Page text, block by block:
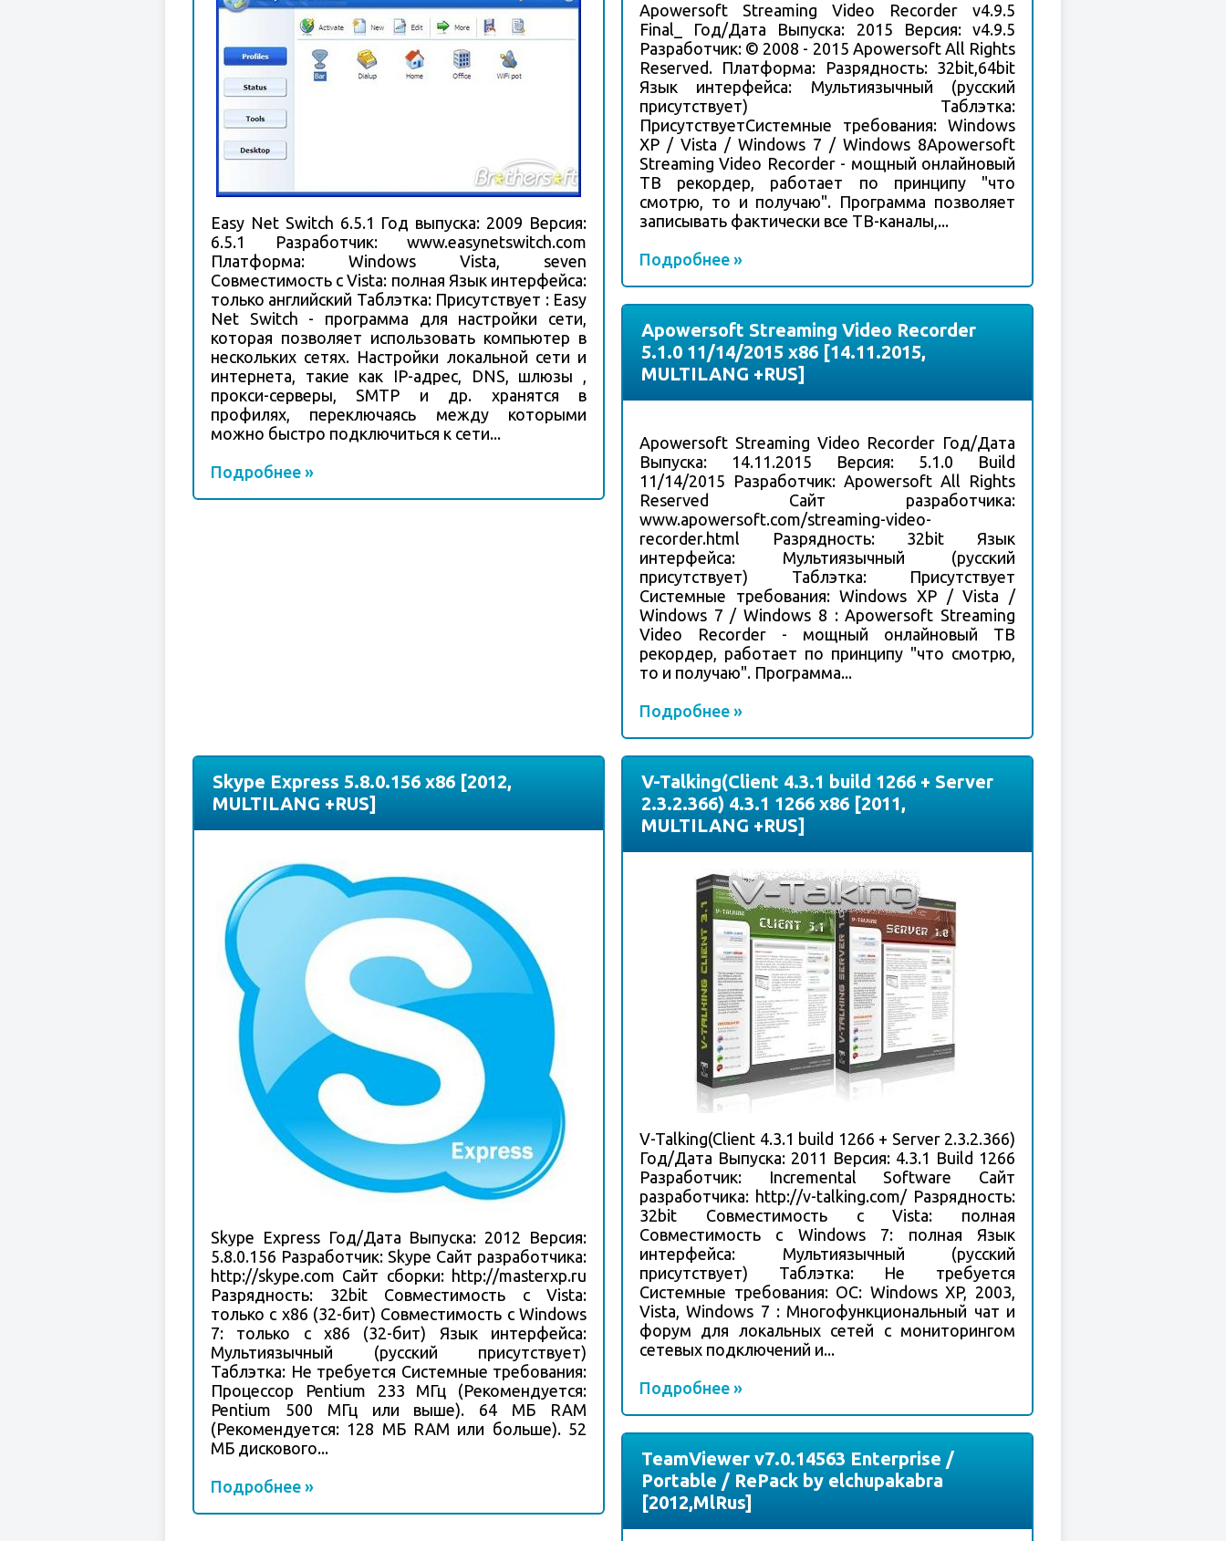
Easy Net Switch 6.5.1 Год выпуска: 2009 Версия:
6.5.1 Разработчик: www.easynetswitch.com
Платформа: Windows Vista, seven
Совместимость с Vista: полная Язык интерфейса:
только английский Таблэтка: Присутствует : Easy
Net Switch - программa для настройки сети,
которая позволяет использовать компьютер в
нескольких сетях. Настройки локальной сети и
интернета, такие как IP-адрес, DNS, шлюзы ,
прокси-серверы, SMTP и др. хранятся в
профилях, переключаясь между которыми
можно быстро подключиться к сети...
Подробнее »
Apowersoft Streaming Video Recorder v4.9.5
Final_ Год/Дата Выпуска: 2015 Версия: v4.9.5
Разработчик: © 2008 - 2015 Apowersoft All Rights
Reserved. Платформа: Разрядность: 32bit,64bit
Язык интерфейса: Мультиязычный (русский
присутствует) Таблэтка:
ПрисутствуетСистемные требования: Windows
XP / Vista / Windows 7 / Windows 8Apowersoft
Streaming Video Recorder - мощный онлайновый
ТВ рекордер, работает по принципу "что
смотрю, то и получаю". Программа позволяет
записывать фактически все ТВ-каналы,...
Подробнее »
Apowersoft Streaming Video Recorder
5.1.0 11/14/2015 x86 [14.11.2015,
MULTILANG +RUS]
Apowersoft Streaming Video Recorder Год/Дата
Выпуска: 14.11.2015 Версия: 5.1.0 Build
11/14/2015 Разработчик: Apowersoft All Rights
Reserved Сайт разработчика:
www.apowersoft.com/streaming-video-
recorder.html Разрядность: 32bit Язык
интерфейса: Мультиязычный (русский
присутствует) Таблэтка: Присутствует
Системные требования: Windows XP / Vista /
Windows 7 / Windows 8 : Apowersoft Streaming
Video Recorder - мощный онлайновый ТВ
рекордер, работает по принципу "что смотрю,
то и получаю". Программа...
Подробнее »
Skype Express 5.8.0.156 x86 [2012,
MULTILANG +RUS]
Skype Express Год/Дата Выпуска: 2012 Версия:
5.8.0.156 Разработчик: Skype Сайт разработчика:
http://skype.com Сайт сборки: http://masterxp.ru
Разрядность: 32bit Совместимость с Vista:
только с х86 (32-бит) Совместимость с Windows
7: только с х86 (32-бит) Язык интерфейса:
Мультиязычный (русский присутствует)
Таблэтка: Не требуется Системные требования:
Процессор Pentium 233 МГц (Рекомендуется:
Pentium 500 МГц или выше). 64 МБ RAM
(Рекомендуется: 128 МБ RAM или больше). 52
МБ дискового...
Подробнее »
V-Talking(Client 4.3.1 build 1266 + Server
2.3.2.366) 4.3.1 1266 x86 [2011,
MULTILANG +RUS]
V-Talking(Client 4.3.1 build 1266 + Server 2.3.2.366)
Год/Дата Выпуска: 2011 Версия: 4.3.1 Build 1266
Разработчик: Incremental Software Сайт
разработчика: http://v-talking.com/ Разрядность:
32bit Совместимость с Vista: полная
Совместимость с Windows 7: полная Язык
интерфейса: Мультиязычный (русский
присутствует) Таблэтка: Не требуется
Системные требования: ОС: Windows XP, 2003,
Vista, Windows 7 : Многофункциональный чат и
форум для локальных сетей с мониторингом
сетевых подключений и...
Подробнее »
TeamViewer v7.0.14563 Enterprise /
Portable / RePack by elchupakabra
[2012,MlRus]